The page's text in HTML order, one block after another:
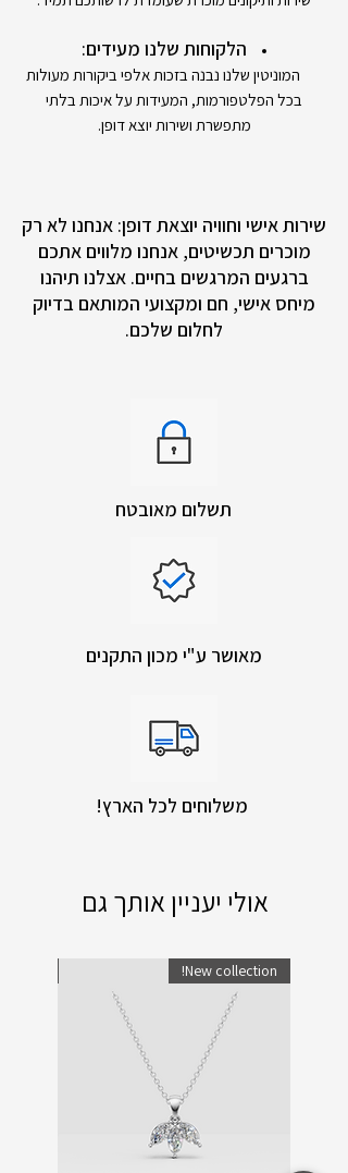
הלקוחות שלנו מעידים:
המוניטין שלנו נבנה בזכות אלפי ביקורות מעולות
בכל הפלטפורמות, המעידות על איכות בלתי
מתפשרת ושירות יוצא דופן.
שירות אישי וחוויה יוצאת דופן: אנחנו לא רק
מוכרים תכשיטים, אנחנו מלווים אתכם
ברגעים המרגשים בחיים. אצלנו תיהנו
מיחס אישי, חם ומקצועי המותאם בדיוק
לחלום שלכם.
תשלום מאובטח
מאושר ע"י מכון התקנים
אולי יעניין אותך גם
New collection!